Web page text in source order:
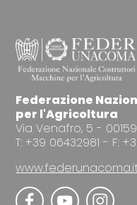
Federazione
per l'Agricoltura
Via Venafro, 5 -
T: +39 06432981 - F: